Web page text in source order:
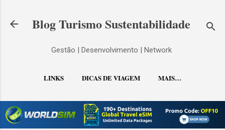
Blog Turismo Sustentabilidade
Gestão | Desenvolvimento | Network
LINKS DICAS DE VIAGEM MAIS…
CONTATO